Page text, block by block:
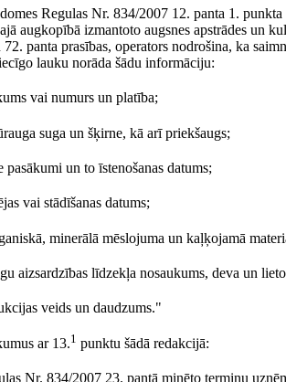
Regulas Nr. 834/2007 12. panta 1.
augkopībā izmantoto augsnes apstrādes un
panta prasības, operators nodrošina, ka
lauku norāda šādu informāciju:
vai numurs un platība;
suga un šķirne, kā arī priekšaugs;
pasākumi un to īstenošanas datums;
vai stādīšanas datums;
minerālā mēslojuma un kaļķojamā
aizsardzības līdzekļa nosaukums, deva un
veids un daudzums."
ar 13.1 punktu šādā redakcijā:
Nr. 834/2007 23. pantā minēto terminu